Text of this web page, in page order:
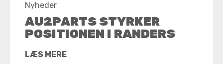
Nyheder
AU2PARTS STYRKER
POSITIONEN I RANDERS
LÆS MERE